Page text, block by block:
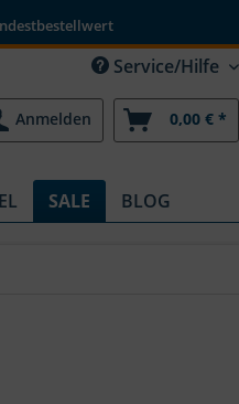
Service/Hilfe
Anmelden 0,00 € *
SALE BLOG